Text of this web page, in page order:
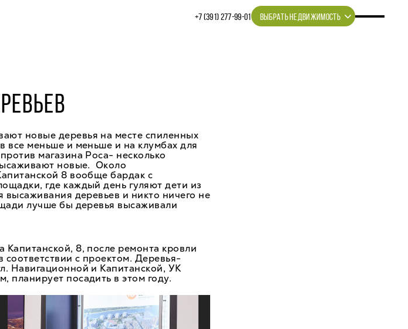
+7 (391) 277‒99‒01 ВЫБРАТЬ НЕДВИЖИМОСТЬ
новые деревья на месте спиленных
все меньше и меньше и на клумбах для
магазина Роса- несколько
новые. Около
8 вообще бардак с
где каждый день гуляют дети из
высаживания деревьев и никто ничего не
лучше бы деревья высаживали
8, после ремонта кровли
с проектом. Деревья-
Навигационной и Капитанской, УК
посадить в этом году.